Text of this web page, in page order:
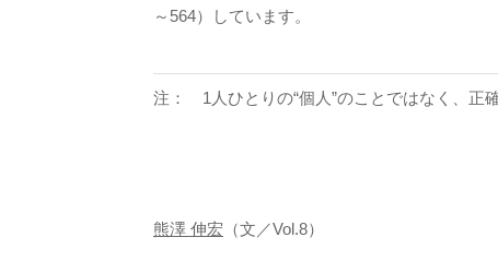
～564）しています。
注： 1人ひとりの“個人”のことではなく、正
熊澤 伸宏 （文／Vol.8）